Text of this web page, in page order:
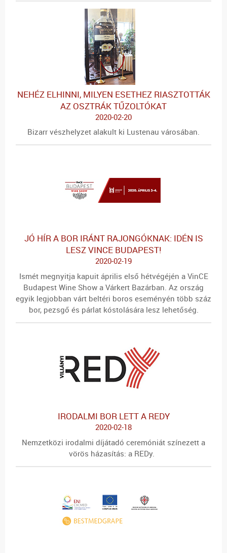
NEHÉZ ELHINNI, MILYEN ESETHEZ RIASZTOTTÁK
AZ OSZTRÁK TŰZOLTÓKAT
2020-02-20
Bizarr vészhelyzet alakult ki Lustenau városában.
JÓ HÍR A BOR IRÁNT RAJONGÓKNAK: IDÉN IS
LESZ VINCE BUDAPEST!
2020-02-19
Ismét megnyitja kapuit április első hétvégéjén a VinCE
Budapest Wine Show a Várkert Bazárban. Az ország
egyik legjobban várt beltéri boros eseményén több száz
bor, pezsgő és párlat kóstolására lesz lehetőség.
IRODALMI BOR LETT A REDY
2020-02-18
Nemzetközi irodalmi díjátadó ceremóniát színezett a
vörös házasítás: a REDy.